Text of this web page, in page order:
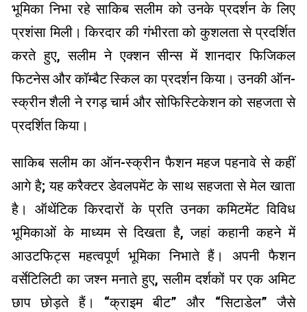
भूमिका निभा रहे साकिब सलीम को उनके प्रदर्शन के लिए
प्रशंसा मिली। किरदार की गंभीरता को कुशलता से प्रदर्शित
करते हुए, सलीम ने एक्शन सीन्स में शानदार फिजिकल
फिटनेस और कॉम्बैट स्किल का प्रदर्शन किया। उनकी ऑन-
स्क्रीन शैली ने रगड़ चार्म और सोफिस्टिकेशन को सहजता से
प्रदर्शित किया।
साकिब सलीम का ऑन-स्क्रीन फैशन महज पहनावे से कहीं
आगे है; यह करैक्टर डेवलपमेंट के साथ सहजता से मेल खाता
है। ऑथेंटिक किरदारों के प्रति उनका कमिटमेंट विविध
भूमिकाओं के माध्यम से दिखता है, जहां कहानी कहने में
आउटफिट्स महत्वपूर्ण भूमिका निभाते हैं। अपनी फैशन
वर्सेटिलिटी का जश्न मनाते हुए, सलीम दर्शकों पर एक अमिट
छाप छोड़ते हैं। “क्राइम बीट” और “सिटाडेल” जैसे